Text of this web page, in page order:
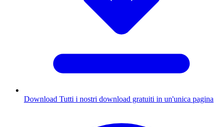
Download Tutti i nostri download gratuiti in un'unica pagina